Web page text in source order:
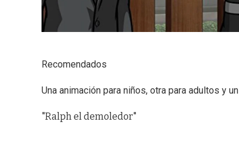
Recomendados
Una animación para niños, otra para adultos y
"Ralph el demoledor"